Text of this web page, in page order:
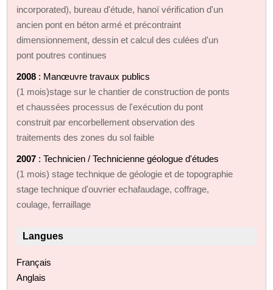
incorporated), bureau d'étude, hanoï vérification d'un
ancien pont en béton armé et précontraint
dimensionnement, dessin et calcul des culées d'un
pont poutres continues
2008 : Manœuvre travaux publics
(1 mois)stage sur le chantier de construction de ponts
et chaussées processus de l'exécution du pont
construit par encorbellement observation des
traitements des zones du sol faible
2007 : Technicien / Technicienne géologue d'études
(1 mois) stage technique de géologie et de topographie
stage technique d'ouvrier echafaudage, coffrage,
coulage, ferraillage
Langues
Français
Anglais